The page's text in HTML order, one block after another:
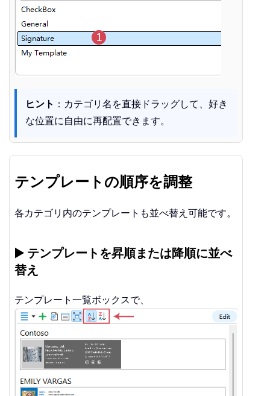
ヒント ：カテゴリ名を直接ドラッグして、好き
な位置に自由に再配置できます。
テンプレートの順序を調整
各カテゴリ内のテンプレートも並べ替え可能です。
▶️ テンプレートを昇順または降順に並べ
替え
テンプレート一覧ボックスで、